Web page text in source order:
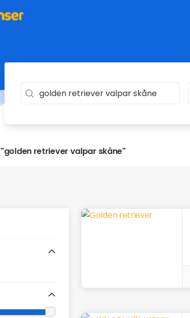
"golden retriever valpar skåne"